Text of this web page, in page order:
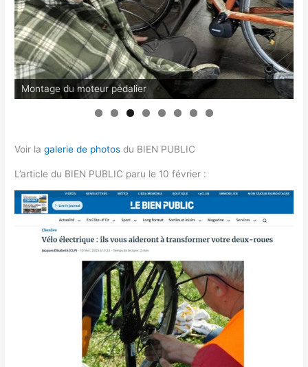
Montage du moteur pédalier
Voir lagalerie de photos du BIEN PUBLIC
L’article du BIEN PUBLIC paru le 10 février :